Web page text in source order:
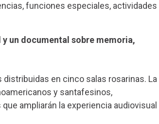
funciones especiales, actividades
un documental sobre memoria,
en cinco salas rosarinas. La
y santafesinos,
ampliarán la experiencia audiovisual